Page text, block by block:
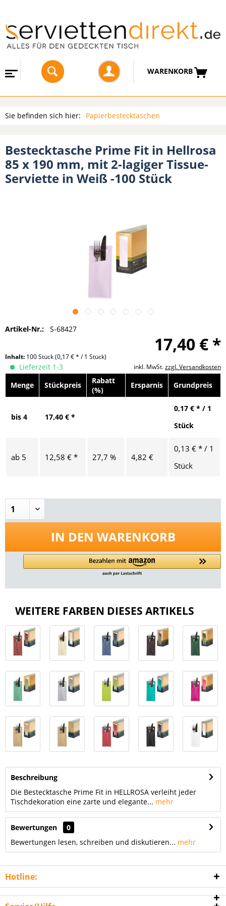
WARENKORB
Sie befinden sich hier: Papierbestecktaschen
Bestecktasche Prime Fit in Hellrosa
85 x 190 mm, mit 2-lagiger Tissue-
Serviette in Weiß -100 Stück
Artikel-Nr.: S-68427
17,40 € *
Inhalt: 100 Stück(0,17 € * / 1 Stück)
inkl. MwSt.zzgl. Versandkosten
Lieferzeit 1-3
Menge
Stückpreis
Rabatt
(%)
Ersparnis Grundpreis
bis 4 17,40 € *
0,17 € * / 1
Stück
ab 5 12,58 € * 27,7 % 4,82 €
0,13 € * / 1
Stück
IN DEN WARENKORB
WEITERE FARBEN DIESES ARTIKELS
Beschreibung
Die Bestecktasche Prime Fit in HELLROSA verleiht jeder
Tischdekoration eine zarte und elegante... mehr
Bewertungen
0
Bewertungen lesen, schreiben und diskutieren... mehr
Hotline: